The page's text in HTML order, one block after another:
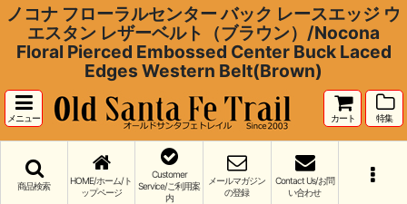
ノコナ フローラルセンター バック レースエッジ ウ
エスタン レザーベルト（ブラウン）/Nocona
Floral Pierced Embossed Center Buck Laced
Edges Western Belt(Brown)
メニュー カート 特集
商品検索
HOME/ホーム/ト
ップページ
Customer
Service/ご利用案
内
メールマガジン
の登録
Contact Us/お問
い合わせ